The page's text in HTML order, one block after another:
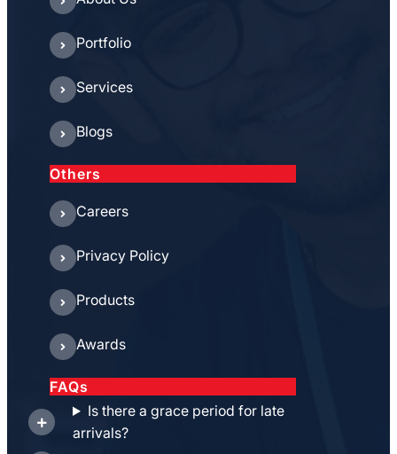
Portfolio
Services
Blogs
Others
Careers
Privacy Policy
Products
Awards
FAQs
Is there a grace period for late
arrivals?